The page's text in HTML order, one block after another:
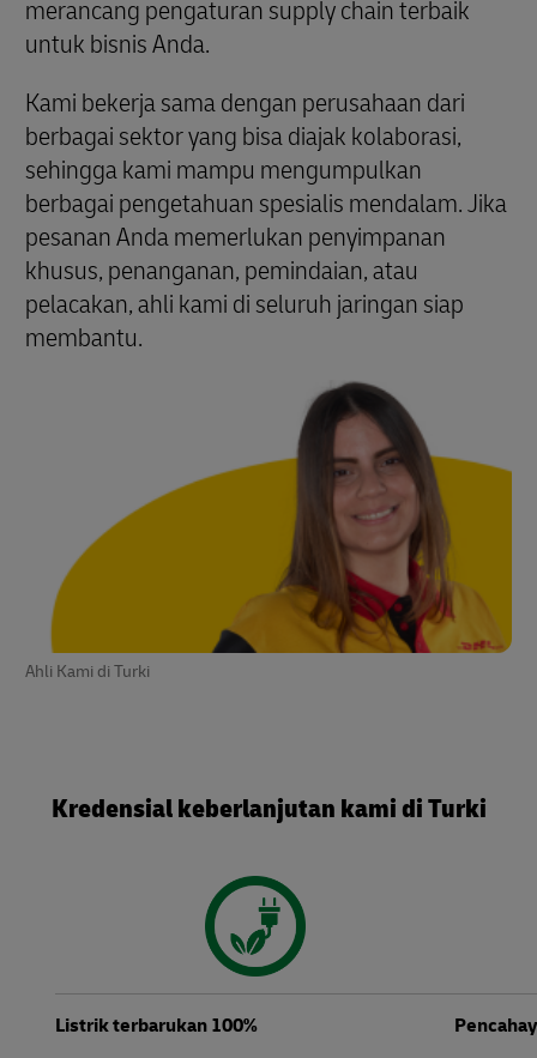
Ahli Kami di Turki
merancang pengaturan supply chain terbaik
untuk bisnis Anda.
Kami bekerja sama dengan perusahaan dari
berbagai sektor yang bisa diajak kolaborasi,
sehingga kami mampu mengumpulkan
berbagai pengetahuan spesialis mendalam. Jika
pesanan Anda memerlukan penyimpanan
khusus, penanganan, pemindaian, atau
pelacakan, ahli kami di seluruh jaringan siap
membantu.
Kredensial keberlanjutan kami di Turki
Listrik terbarukan 100%